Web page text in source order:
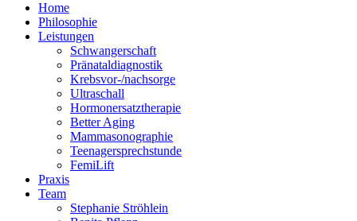
Home
Philosophie
Leistungen
Schwangerschaft
Pränataldiagnostik
Krebsvor-/nachsorge
Ultraschall
Hormonersatztherapie
Better Aging
Mammasonographie
Teenagersprechstunde
FemiLift
Praxis
Team
Stephanie Ströhlein